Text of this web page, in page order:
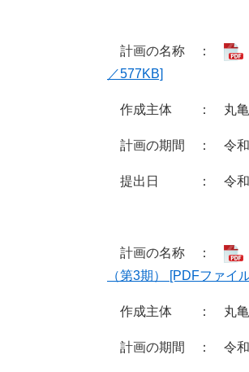
計画の名称 ：
／577KB]
作成主体 ： 丸亀
計画の期間 ： 令和
提出日 ： 令和7
計画の名称 ：
（第3期） [PDFファイ
作成主体 ： 丸亀
計画の期間 ： 令和